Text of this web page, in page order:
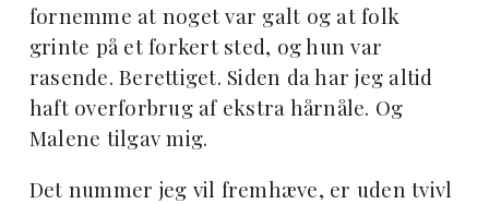
fornemme at noget var galt og at folk
grinte på et forkert sted, og hun var
rasende. Berettiget. Siden da har jeg altid
haft overforbrug af ekstra hårnåle. Og
Malene tilgav mig.
Det nummer jeg vil fremhæve, er uden tvivl